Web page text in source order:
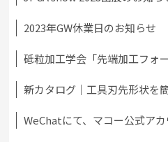
2023年GW休業日のお知らせ
砥粒加工学会「先端加工フォ
新カタログ｜工具刃先形状を
WeChatにて、マコー公式ア